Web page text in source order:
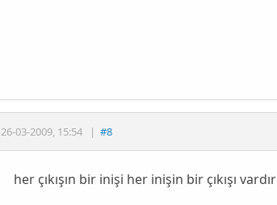
26-03-2009, 15:54 | #8
her çıkışın bir inişi her inişin bir çıkışı vardır